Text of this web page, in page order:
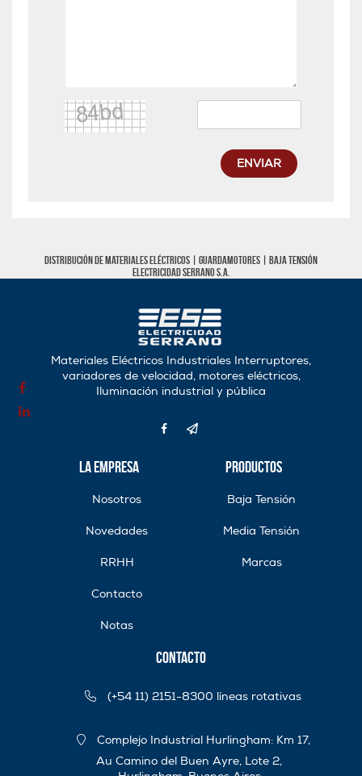
ENVIAR
Distribución de materiales eléctricos | Guardamotores | Baja tensión
Electricidad Serrano S.A.
Materiales Eléctricos Industriales Interruptores,
variadores de velocidad, motores eléctricos,
Iluminación industrial y pública
La Empresa
Nosotros
Novedades
RRHH
Contacto
Notas
Productos
Baja Tensión
Media Tensión
Marcas
Contacto
(+54 11) 2151-8300 líneas rotativas
Complejo Industrial Hurlingham: Km 17,
Au Camino del Buen Ayre, Lote 2,